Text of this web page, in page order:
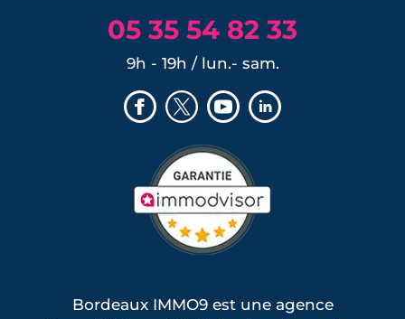
05 35 54 82 33
9h - 19h / lun.- sam.
Bordeaux IMMO9 est une agence